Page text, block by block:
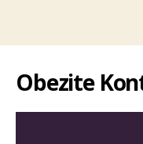
Obezite